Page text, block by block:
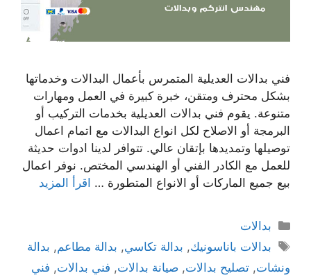
فني بدالات العديلية المتمرس بأعمال البدالات وخدماتها
بشكل محترف ومتقن، خبرة كبيرة في العمل ومهارات
متنوعة. يقوم فني بدالات العديلية بخدمات التركيب أو
البرمجة أو الاصلاح لكل انواع البدالات مع اتمام اعمال
توصيلها وتمديدها بإتقان عالي. تتوافر لدينا ادوات حديثة
للعمل مع الكادر الفني أو الهندسي المختص. نوفر اعمال
بيع جميع الماركات أو الانواع المتطورة … اقرأ المزيد
بدالات
بدالات باناسونيك, بدالة تكاسي, بدالة مطاعم, بدالة
ونشات, تصليح بدالات, صيانة بدالات, فني بدالات, فني